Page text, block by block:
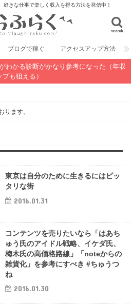
好きな仕事で楽しく収入を得る方法を発信中！
search
ブログで稼ぐ アクセスアップ方法
わかる診断がかなり参考になった（年収
プも狙える）
ります。
東京は自分のために生きるにはピッ
タリな街
2016.01.31
コンテンツを売りたいなら「はあち
ゅう氏のアイドル戦略、イケダ氏、
梅木氏の高価格路線」「noteからの
雑貨化」を参考にすべき #ちゅうつ
ね
2016.01.30